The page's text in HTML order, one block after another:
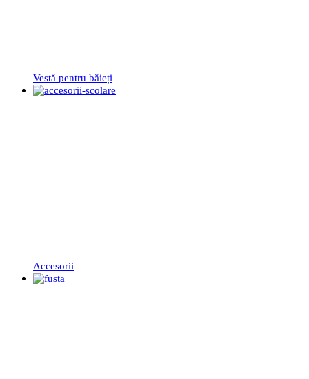
Vestă pentru băieți
Accesorii